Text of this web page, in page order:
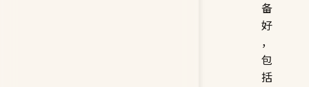
备
好
，
包
括